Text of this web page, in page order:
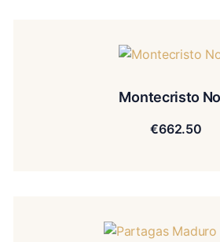
Montecristo
€662.50